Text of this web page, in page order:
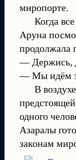
миропорте.
Когда
Аруна
продолжала
— Держись,
— Мы идём
В
одного
Азаралы
законам